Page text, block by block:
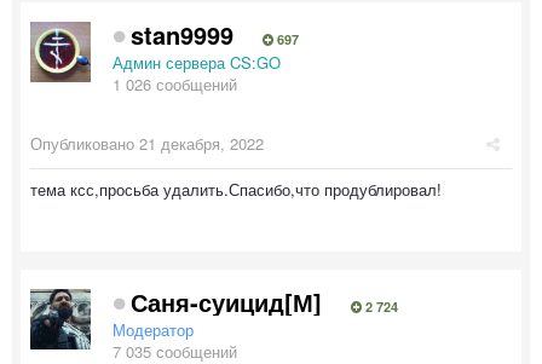
stan9999 697
Админ сервера CS:GO
1 026 сообщений
Опубликовано 21 декабря, 2022
тема ксс,просьба удалить.Спасибо,что продублировал!
Саня-суицид[М] 2 724
Модератор
7 035 сообщений